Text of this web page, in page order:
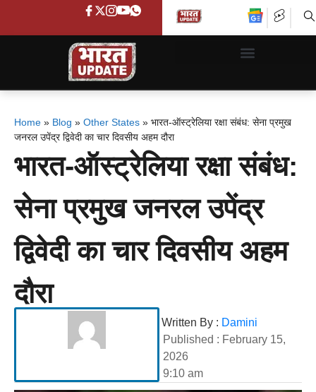
Home » Blog » Other States » भारत-ऑस्ट्रेलिया रक्षा संबंध: सेना प्रमुख
जनरल उपेंद्र द्विवेदी का चार दिवसीय अहम दौरा
भारत-ऑस्ट्रेलिया रक्षा संबंध:
सेना प्रमुख जनरल उपेंद्र
द्विवेदी का चार दिवसीय अहम
दौरा
Written By : Damini
Published : February 15,
2026
9:10 am